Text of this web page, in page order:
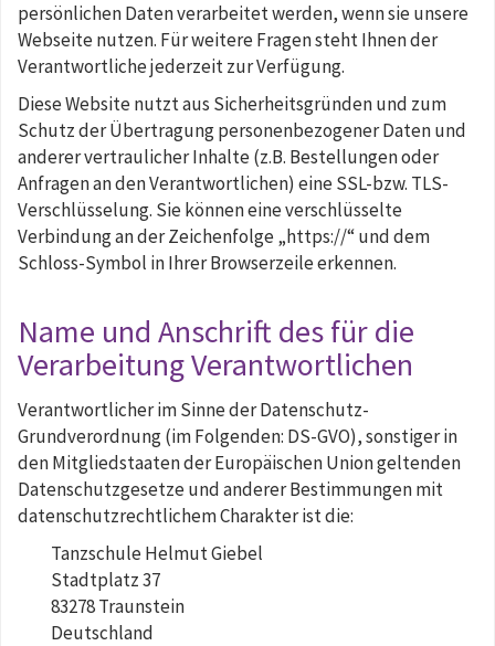
persönlichen Daten verarbeitet werden, wenn sie unsere
Webseite nutzen. Für weitere Fragen steht Ihnen der
Verantwortliche jederzeit zur Verfügung.
Diese Website nutzt aus Sicherheitsgründen und zum
Schutz der Übertragung personenbezogener Daten und
anderer vertraulicher Inhalte (z.B. Bestellungen oder
Anfragen an den Verantwortlichen) eine SSL-bzw. TLS-
Verschlüsselung. Sie können eine verschlüsselte
Verbindung an der Zeichenfolge „https://“ und dem
Schloss-Symbol in Ihrer Browserzeile erkennen.
Name und Anschrift des für die
Verarbeitung Verantwortlichen
Verantwortlicher im Sinne der Datenschutz-
Grundverordnung (im Folgenden: DS-GVO), sonstiger in
den Mitgliedstaaten der Europäischen Union geltenden
Datenschutzgesetze und anderer Bestimmungen mit
datenschutzrechtlichem Charakter ist die:
Tanzschule Helmut Giebel
Stadtplatz 37
83278 Traunstein
Deutschland